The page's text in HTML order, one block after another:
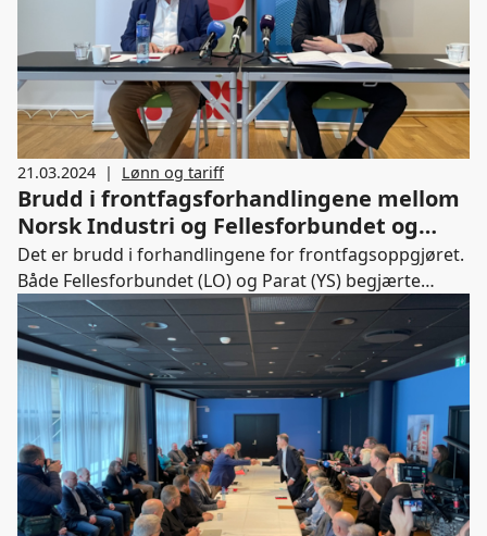
21.03.2024 | Lønn og tariff
Brudd i frontfagsforhandlingene mellom
Norsk Industri og Fellesforbundet og
Parat
Det er brudd i forhandlingene for frontfagsoppgjøret.
Både Fellesforbundet (LO) og Parat (YS) begjærte
forhandlingene mellom partene for avsluttet torsdag
21. mars